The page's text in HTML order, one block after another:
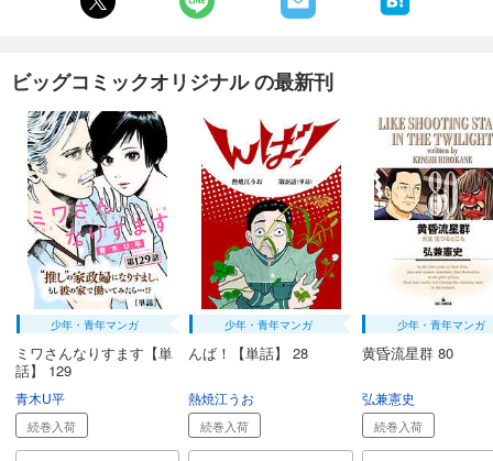
ビッグコミックオリジナル の最新刊
少年・青年マンガ
ミワさんなりすます【単
話】 129
青木U平
続巻入荷
少年・青年マンガ
んば！【単話】 28
熱焼江うお
続巻入荷
少年・青年マンガ
黄昏流星群 80
弘兼憲史
続巻入荷